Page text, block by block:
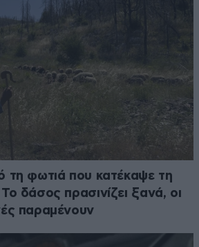
τη φωτιά που κατέκαψε τη
δάσος πρασινίζει ξανά, οι
παραμένουν